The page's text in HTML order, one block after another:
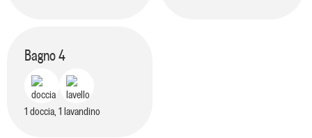
Bagno4
1 doccia, 1 lavandino